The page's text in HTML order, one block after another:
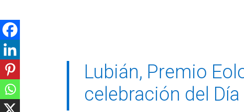
Lubián, Premio
celebración del